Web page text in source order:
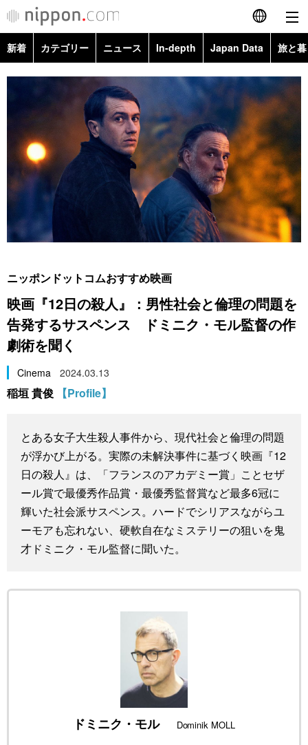
English
简体字
繁體字
Français
Español
العربية
カテゴリー
政治・外交
経済・ビジネス
社会
文化
科学・技術
スポーツ・東京2020
ニュース
トップ
In-depth
旅と暮らし
動画/Live
Books
Topics
Images
People
公式SNS
新着 カテゴリー ニュース In-depth Japan Data 旅と
政治・外交
経済・ビジネス
国際・海外
社会
文化
スポーツ・東京2020
Topics
Images
People
東京
お知らせ
ニッポンドットコムおすすめ映画
映画『12日の殺人』：男性社会と倫理の問題を
告発するサスペンス ドミニク・モル監督の作
劇術を聞く
Cinema 2024.03.13
稲垣 貴俊 【Profile】
とある女子大生殺人事件から、現代社会と倫理の問題
が浮かび上がる。実際の未解決事件に基づく映画『12
日の殺人』は、「フランスのアカデミー賞」ことセザ
ール賞で最優秀作品賞・最優秀監督賞など最多6冠に
輝いた社会派サスペンス。ハードでシリアスながらユ
ーモアも忘れない、硬軟自在なミステリーの狙いを鬼
才ドミニク・モル監督に聞いた。
ドミニク・モル Dominik MOLL